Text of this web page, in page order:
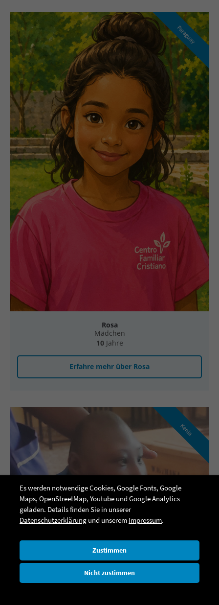
Paraguay
Rosa
Mädchen
10Jahre
Erfahre mehr über Rosa
Kenia
Es werden notwendige Cookies, Google Fonts, Google
Maps, OpenStreetMap, Youtube und Google Analytics
geladen. Details finden Sie in unserer
Datenschutzerklärung und unserem Impressum.
Zustimmen
Nicht zustimmen